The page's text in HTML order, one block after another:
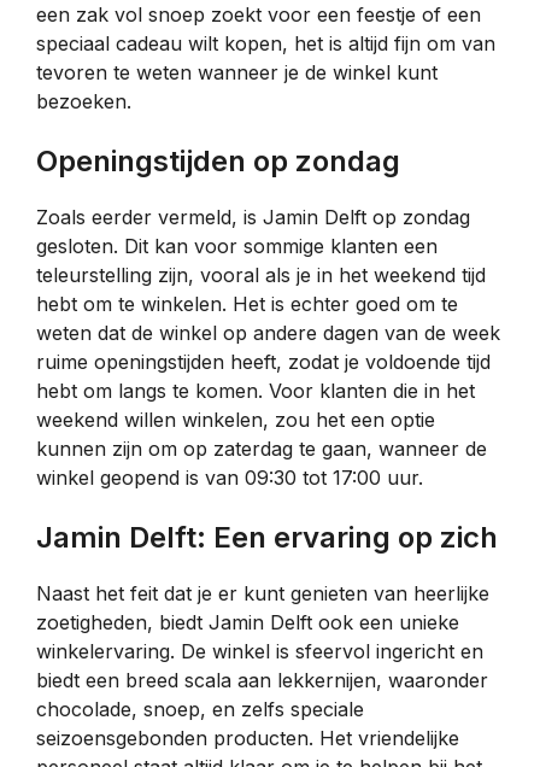
een zak vol snoep zoekt voor een feestje of een
speciaal cadeau wilt kopen, het is altijd fijn om van
tevoren te weten wanneer je de winkel kunt
bezoeken.
Openingstijden op zondag
Zoals eerder vermeld, is Jamin Delft op zondag
gesloten. Dit kan voor sommige klanten een
teleurstelling zijn, vooral als je in het weekend tijd
hebt om te winkelen. Het is echter goed om te
weten dat de winkel op andere dagen van de week
ruime openingstijden heeft, zodat je voldoende tijd
hebt om langs te komen. Voor klanten die in het
weekend willen winkelen, zou het een optie
kunnen zijn om op zaterdag te gaan, wanneer de
winkel geopend is van 09:30 tot 17:00 uur.
Jamin Delft: Een ervaring op zich
Naast het feit dat je er kunt genieten van heerlijke
zoetigheden, biedt Jamin Delft ook een unieke
winkelervaring. De winkel is sfeervol ingericht en
biedt een breed scala aan lekkernijen, waaronder
chocolade, snoep, en zelfs speciale
seizoensgebonden producten. Het vriendelijke